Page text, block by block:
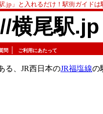
.jp」と入れるだけ！駅街ガイド
横尾駅.jp
問 ご利用にあたって
る、JR西日本のJR福塩線の